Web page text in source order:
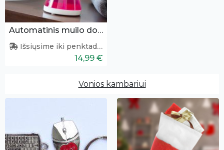
Automatinis muilo dozatorius
Išsiųsime iki penktadienio
14,99 €
Vonios kambariui